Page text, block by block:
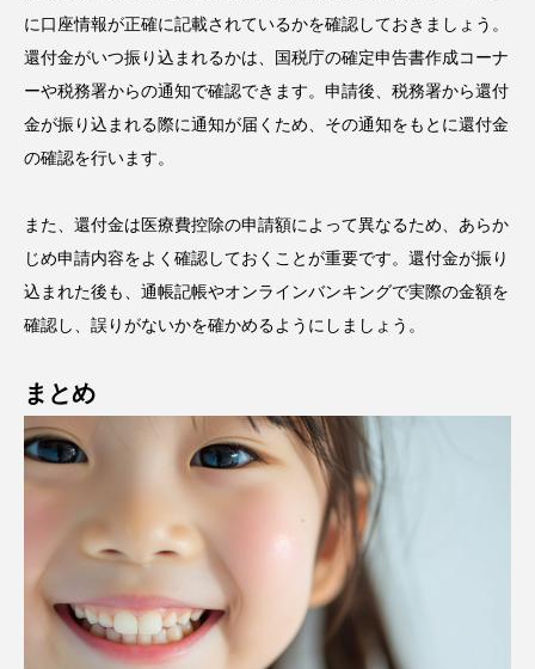
に口座情報が正確に記載されているかを確認しておきましょう。
還付金がいつ振り込まれるかは、国税庁の確定申告書作成コーナ
ーや税務署からの通知で確認できます。申請後、税務署から還付
金が振り込まれる際に通知が届くため、その通知をもとに還付金
の確認を行います。
また、還付金は医療費控除の申請額によって異なるため、あらか
じめ申請内容をよく確認しておくことが重要です。還付金が振り
込まれた後も、通帳記帳やオンラインバンキングで実際の金額を
確認し、誤りがないかを確かめるようにしましょう。
まとめ